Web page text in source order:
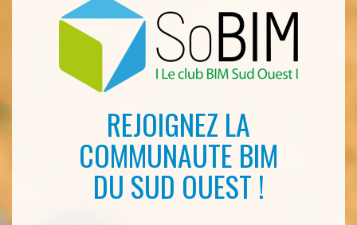
REJOIGNEZ LA
COMMUNAUTE BIM
DU SUD OUEST !